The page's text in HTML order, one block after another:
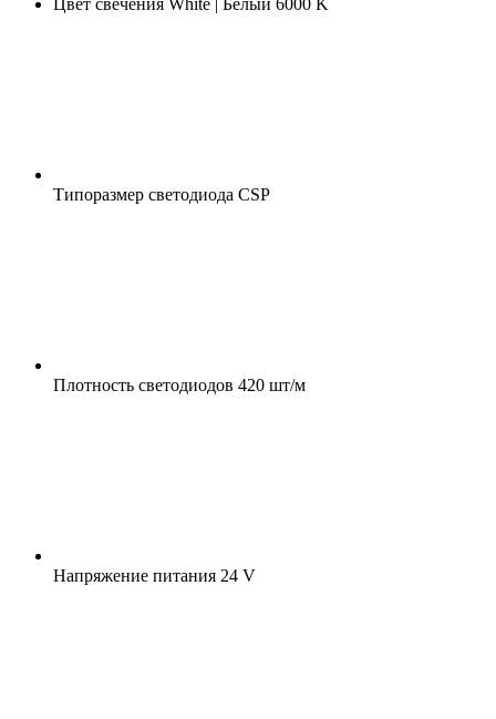
Типоразмер светодиода CSP
Плотность светодиодов 420 шт/м
Напряжение питания 24 V